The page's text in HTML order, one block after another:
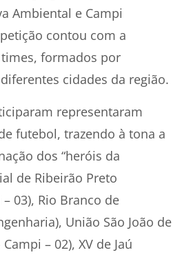
Ambiental e Campi
contou com a
formados por
cidades da região.
representaram
futebol, trazendo à tona a
dos “heróis da
de Ribeirão Preto
03), Rio Branco de
União São João de
– 02), XV de Jaú